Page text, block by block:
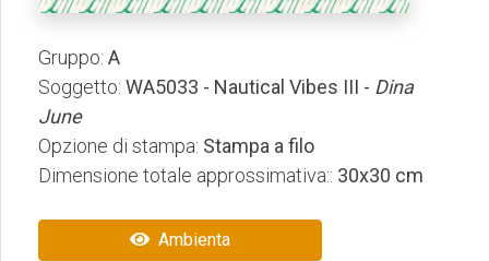
Gruppo: A
Soggetto: WA5033 - Nautical Vibes III - Dina
June
Opzione di stampa: Stampa a filo
Dimensione totale approssimativa:: 30x30 cm
Ambienta